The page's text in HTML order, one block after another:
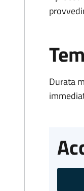
Durata